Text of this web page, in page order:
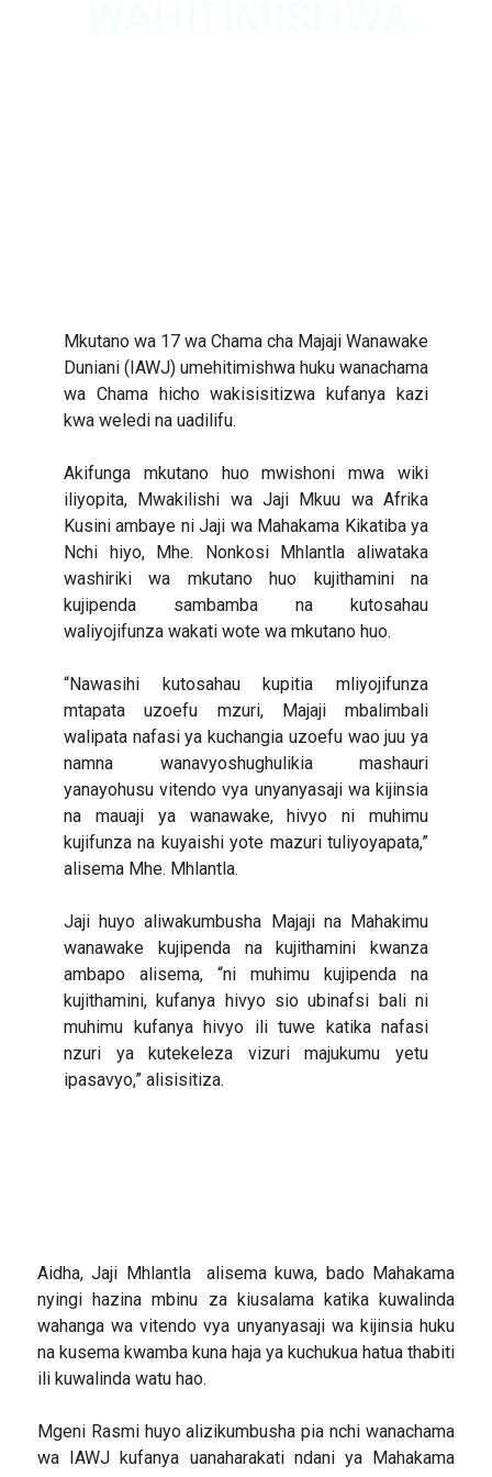
Mkutano wa 17 wa Chama cha Majaji Wanawake
Duniani (IAWJ) umehitimishwa huku wanachama
wa Chama hicho wakisisitizwa kufanya kazi
kwa weledi na uadilifu.
Akifunga mkutano huo mwishoni mwa wiki
iliyopita, Mwakilishi wa Jaji Mkuu wa Afrika
Kusini ambaye ni Jaji wa Mahakama Kikatiba ya
Nchi hiyo, Mhe. Nonkosi Mhlantla aliwataka
washiriki wa mkutano huo kujithamini na
kujipenda sambamba na kutosahau
waliyojifunza wakati wote wa mkutano huo.
“Nawasihi kutosahau kupitia mliyojifunza
mtapata uzoefu mzuri, Majaji mbalimbali
walipata nafasi ya kuchangia uzoefu wao juu ya
namna wanavyoshughulikia mashauri
yanayohusu vitendo vya unyanyasaji wa kijinsia
na mauaji ya wanawake, hivyo ni muhimu
kujifunza na kuyaishi yote mazuri tuliyoyapata,”
alisema Mhe. Mhlantla.
Jaji huyo aliwakumbusha Majaji na Mahakimu
wanawake kujipenda na kujithamini kwanza
ambapo alisema, “ni muhimu kujipenda na
kujithamini, kufanya hivyo sio ubinafsi bali ni
muhimu kufanya hivyo ili tuwe katika nafasi
nzuri ya kutekeleza vizuri majukumu yetu
ipasavyo,” alisisitiza.
Aidha, Jaji Mhlantla alisema kuwa, bado Mahakama
nyingi hazina mbinu za kiusalama katika kuwalinda
wahanga wa vitendo vya unyanyasaji wa kijinsia huku
na kusema kwamba kuna haja ya kuchukua hatua thabiti
ili kuwalinda watu hao.
Mgeni Rasmi huyo alizikumbusha pia nchi wanachama
wa IAWJ kufanya uanaharakati ndani ya Mahakama